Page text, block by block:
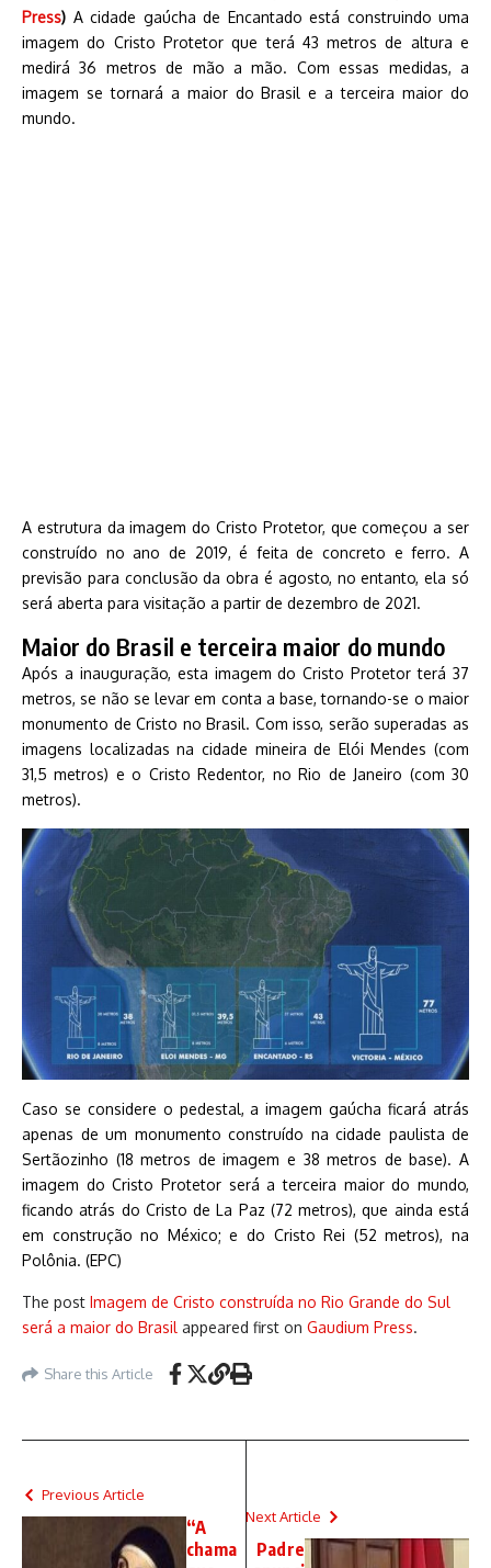
Press) A cidade gaúcha de Encantado está construindo uma
imagem do Cristo Protetor que terá 43 metros de altura e
medirá 36 metros de mão a mão. Com essas medidas, a
imagem se tornará a maior do Brasil e a terceira maior do
mundo.
A estrutura da imagem do Cristo Protetor, que começou a ser
construído no ano de 2019, é feita de concreto e ferro. A
previsão para conclusão da obra é agosto, no entanto, ela só
será aberta para visitação a partir de dezembro de 2021.
Maior do Brasil e terceira maior do mundo
Após a inauguração, esta imagem do Cristo Protetor terá 37
metros, se não se levar em conta a base, tornando-se o maior
monumento de Cristo no Brasil. Com isso, serão superadas as
imagens localizadas na cidade mineira de Elói Mendes (com
31,5 metros) e o Cristo Redentor, no Rio de Janeiro (com 30
metros).
Caso se considere o pedestal, a imagem gaúcha ficará atrás
apenas de um monumento construído na cidade paulista de
Sertãozinho (18 metros de imagem e 38 metros de base). A
imagem do Cristo Protetor será a terceira maior do mundo,
ficando atrás do Cristo de La Paz (72 metros), que ainda está
em construção no México; e do Cristo Rei (52 metros), na
Polônia. (EPC)
The post Imagem de Cristo construída no Rio Grande do Sul
será a maior do Brasil appeared first on Gaudium Press.
Share this Article
Previous Article
“A
chama
Next Article
Padre